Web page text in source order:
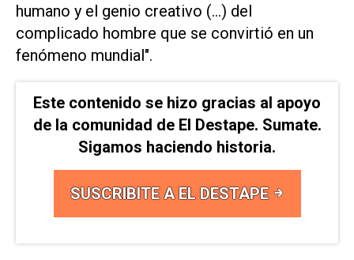
humano y el genio creativo (...) del
complicado hombre que se convirtió en un
fenómeno mundial".
Este contenido se hizo gracias al apoyo
de la comunidad de El Destape. Sumate.
Sigamos haciendo historia.
SUSCRIBITE A EL DESTAPE